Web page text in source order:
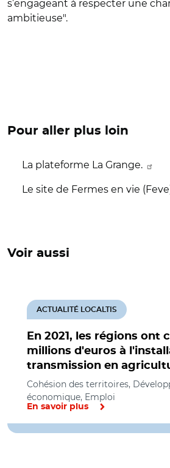
s’engageant à respecter une
ambitieuse".
Pour aller plus loin
La plateforme La Grange.
Le site de Fermes en vie
Voir aussi
En 2021, les régions ont
millions d'euros à
transmission en
ACTUALITÉ LOCALTIS
Cohésion des territoires,
économique, Emploi
En savoir plus